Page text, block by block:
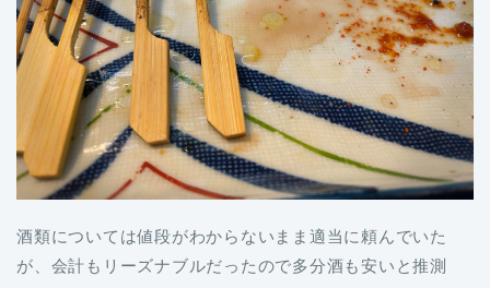
酒類については値段がわからないまま適当に頼んでいた
が、会計もリーズナブルだったので多分酒も安いと推測